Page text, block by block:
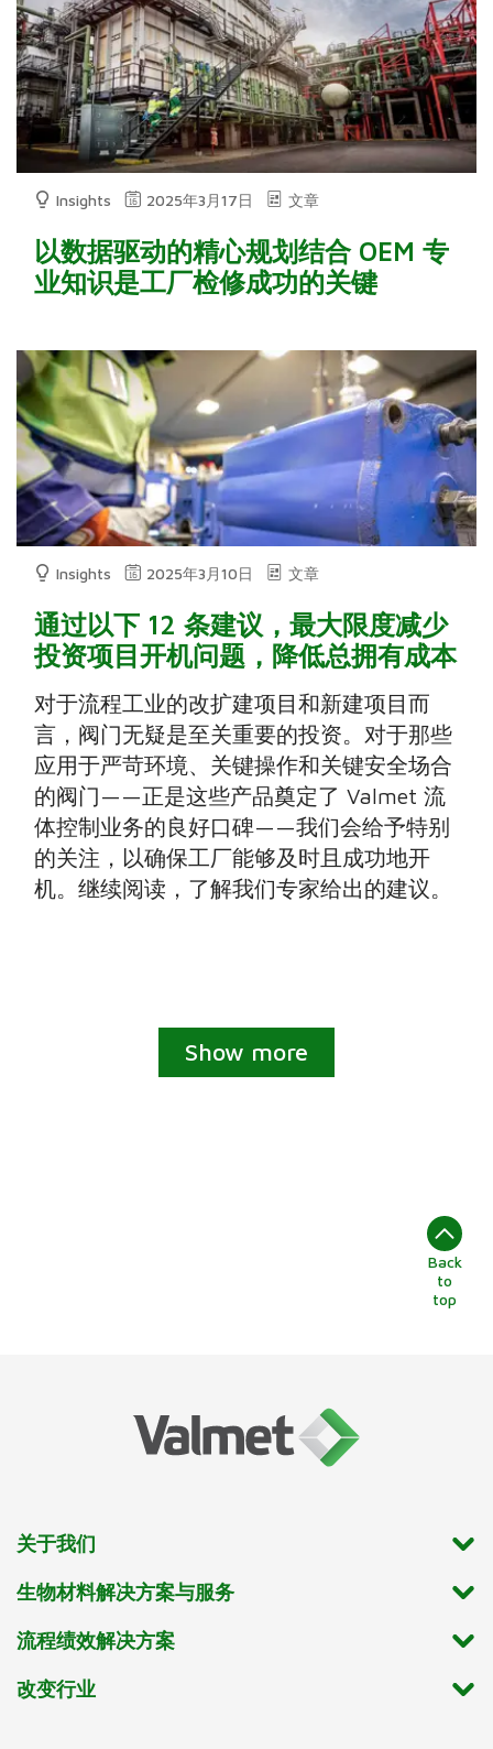
Insights 2025年3月17日 文章
以数据驱动的精心规划结合 OEM 专
业知识是工厂检修成功的关键
Insights 2025年3月10日 文章
通过以下 12 条建议，最大限度减少
投资项目开机问题，降低总拥有成本
对于流程工业的改扩建项目和新建项目而
言，阀门无疑是至关重要的投资。对于那些
应用于严苛环境、关键操作和关键安全场合
的阀门——正是这些产品奠定了 Valmet 流
体控制业务的良好口碑——我们会给予特别
的关注，以确保工厂能够及时且成功地开
机。继续阅读，了解我们专家给出的建议。
Show more
Back
to
top
关于我们
生物材料解决方案与服务
流程绩效解决方案
改变行业